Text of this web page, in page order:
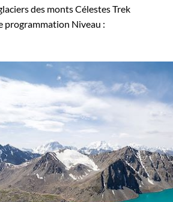
des monts CélestesTrek
programmation Niveau :